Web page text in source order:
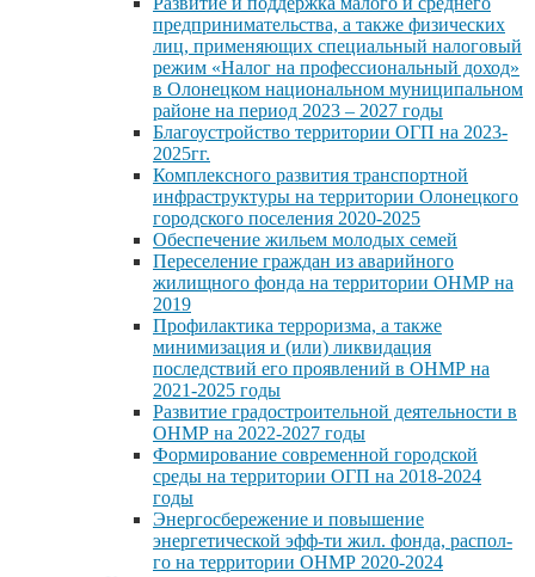
предпринимательства, а также физических
лиц, применяющих специальный налоговый
режим «Налог на профессиональный доход»
в Олонецком национальном муниципальном
районе на период 2023 – 2027 годы
Благоустройство территории ОГП на 2023-
2025гг.
Комплексного развития транспортной
инфраструктуры на территории Олонецкого
городского поселения 2020-2025
Обеспечение жильем молодых семей
Переселение граждан из аварийного
жилищного фонда на территории ОНМР на
2019
Профилактика терроризма, а также
минимизация и (или) ликвидация
последствий его проявлений в ОНМР на
2021-2025 годы
Развитие градостроительной деятельности в
ОНМР на 2022-2027 годы
Формирование современной городской
среды на территории ОГП на 2018-2024
годы
Энергосбережение и повышение
энергетической эфф-ти жил. фонда, распол-
го на территории ОНМР 2020-2024